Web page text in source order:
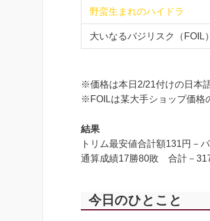
野蛮生まれのハイドラ
大いなるバジリスク（FOIL）
※価格は本日2/21付けの日本
※FOILは某大手ショップ価格
結果
トリム最安値合計額131円－
通算成績17勝80敗 合計－
今日のひとこと